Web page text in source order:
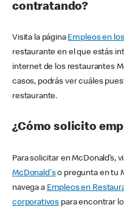
contratando?
Visita la página Empleos en
restaurante en el que estás
internet de los restaurantes
casos, podrás ver cuáles
restaurante.
¿Cómo solicito
Para solicitar en McDonald’s,
McDonald'so pregunta en tu
navega a Empleos en
corporativos para encontrar